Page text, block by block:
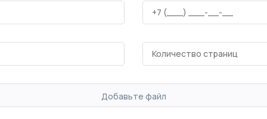
Добавьте файл